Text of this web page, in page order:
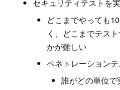
セキュリティテストを
どこまでやっても
く、どこまでテス
かが難しい
ペネトレーション
誰がどの単位